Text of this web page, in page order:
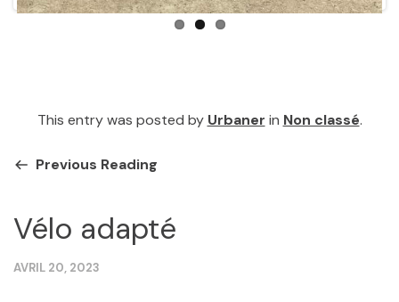
This entry was posted by Urbaner in Non classé.
Previous Reading
Vélo adapté
AVRIL 20, 2023